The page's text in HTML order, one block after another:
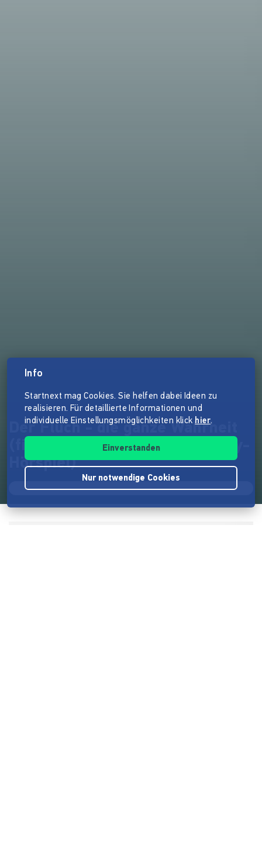
Der Fluch - die ganze Wahrheit
(finalen 4 Episoden des Mystery-
Hörspiel)
Info
Startnext mag Cookies. Sie helfen dabei Ideen zu
realisieren. Für detaillierte Informationen und
individuelle Einstellungsmöglichkeiten klick hier.
Einverstanden
Nur notwendige Cookies